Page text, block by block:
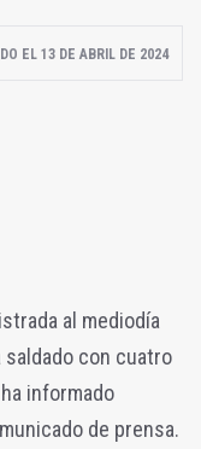
EL 13 DE ABRIL DE 2024
al mediodía
saldado con cuatro
informado
de prensa.